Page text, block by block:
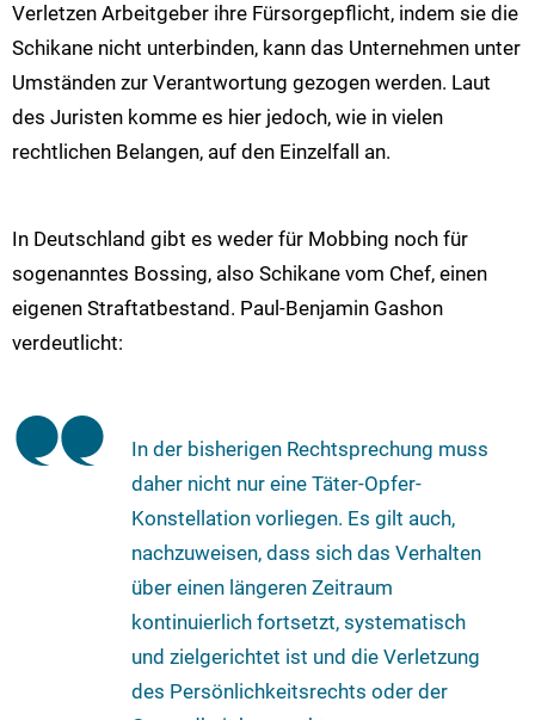
Verletzen Arbeitgeber ihre Fürsorgepflicht, indem sie die
Schikane nicht unterbinden, kann das Unternehmen unter
Umständen zur Verantwortung gezogen werden. Laut
des Juristen komme es hier jedoch, wie in vielen
rechtlichen Belangen, auf den Einzelfall an.
In Deutschland gibt es weder für Mobbing noch für
sogenanntes Bossing, also Schikane vom Chef, einen
eigenen Straftatbestand. Paul-Benjamin Gashon
verdeutlicht:
In der bisherigen Rechtsprechung muss
daher nicht nur eine Täter-Opfer-
Konstellation vorliegen. Es gilt auch,
nachzuweisen, dass sich das Verhalten
über einen längeren Zeitraum
kontinuierlich fortsetzt, systematisch
und zielgerichtet ist und die Verletzung
des Persönlichkeitsrechts oder der